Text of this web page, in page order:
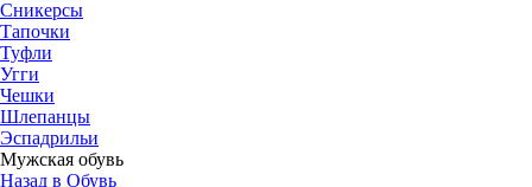
Сникерсы
Тапочки
Туфли
Угги
Чешки
Шлепанцы
Эспадрильи
Мужская обувь
Назад в Обувь